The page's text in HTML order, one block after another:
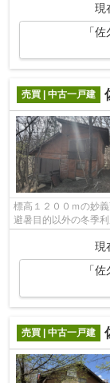
現
「
売買 | 中古一戸建
標高１２００ｍの妙
避暑目的以外の冬季
現
「
売買 | 中古一戸建